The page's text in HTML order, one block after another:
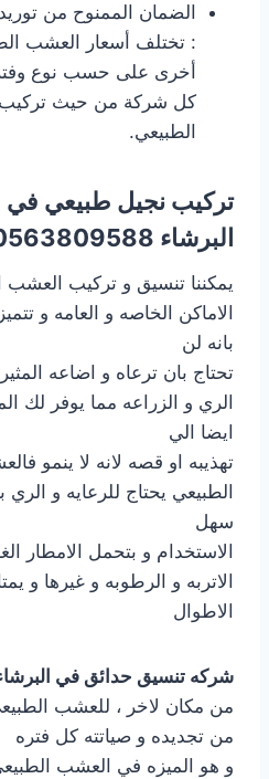
الضمان الممنوح من
: تختلف أسعار العشب
أخرى على حسب نوع
كل شركة من حيث تركيب
الطبيعي.
تركيب نجيل طبيعي في
البرشاء 0563809588 – خصم 40%
يمكننا تنسيق و تركيب العشب
الاماكن الخاصه و العامه و
بانه لن
تحتاج بان ترعاه و اضاعه
الري و الزراعه مما يوفر لك
ايضا الي
تهذيبه او قصه لانه لا ينمو
الطبيعي يحتاج للرعايه و
سهل
الاستخدام و بتحمل الامطار
الاتربه و الرطوبه و غيرها و
الاطوال
شركه تنسيق حدائق في
من مكان لاخر ، للعشب
من تجديده و صياتته كل فتره
و هو الميزه في العشب الطبيعي